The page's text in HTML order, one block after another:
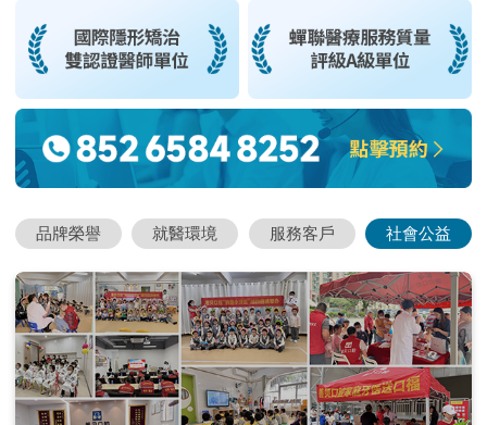
品牌榮譽 就醫環境 服務客戶 社會公益